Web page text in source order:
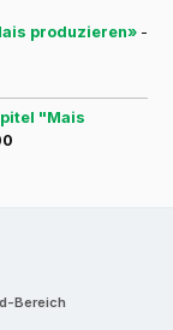
produzieren» -
"Mais
Bereich